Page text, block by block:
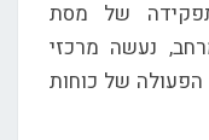
תפקידה של מסת
נעשה מרכזי
הפעולה של כוחות